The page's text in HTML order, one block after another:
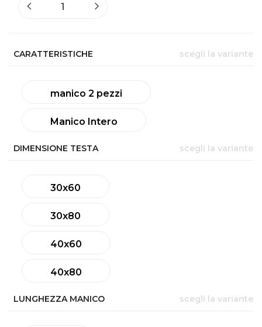
CARATTERISTICHE scegli la variante
manico 2 pezzi
Manico Intero
DIMENSIONE TESTA scegli la variante
30x60
30x80
40x60
40x80
LUNGHEZZA MANICO scegli la variante